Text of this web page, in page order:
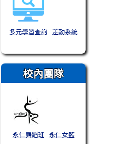
多元學習查詢 差勤系統
校內團隊
永仁舞蹈班 永仁女籃